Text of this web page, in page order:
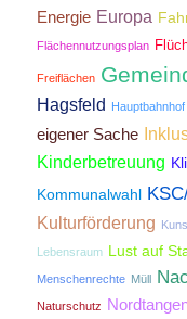
Energie Europa
Flächennutzungsplan
Freiflächen
Hagsfeld Hauptbahnhof
eigener Sache
Kinderbetreuung
Kommunalwahl
Kulturförderung
Lebensraum Lust auf
Menschenrechte Müll
Naturschutz